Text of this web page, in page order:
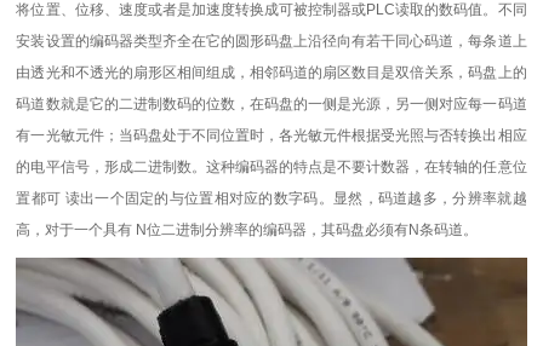
将位置、位移、速度或者是加速度转换成可被控制器或PLC读取的数码值。不同
安装设置的编码器类型齐全在它的圆形码盘上沿径向有若干同心码道，每条道上
由透光和不透光的扇形区相间组成，相邻码道的扇区数目是双倍关系，码盘上的
码道数就是它的二进制数码的位数，在码盘的一侧是光源，另一侧对应每一码道
有一光敏元件；当码盘处于不同位置时，各光敏元件根据受光照与否转换出相应
的电平信号，形成二进制数。这种编码器的特点是不要计数器，在转轴的任意位
置都可 读出一个固定的与位置相对应的数字码。显然，码道越多，分辨率就越
高，对于一个具有 N位二进制分辨率的编码器，其码盘必须有N条码道。